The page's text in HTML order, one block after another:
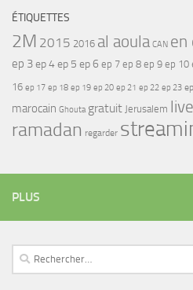
ÉTIQUETTES
2M 2015 2016 al aoula CAN en
ep 3ep 4ep 5 ep 6 ep 7 ep 8 ep 9 ep 10
16 ep 17 ep 18 ep 19 ep 20 ep 21 ep 22 ep 23
marocain Ghouta gratuit Jerusalem live
ramadan regarder
PLUS
Rechercher :